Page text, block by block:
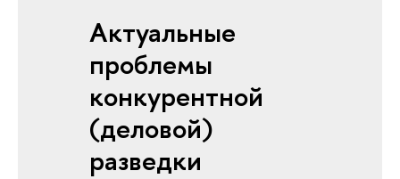
Актуальные
проблемы
конкурентной
(деловой)
разведки